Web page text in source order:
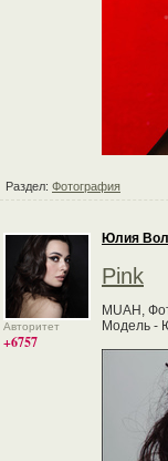
Раздел: Фотография
Авторитет
+6757
Юлия
Pink
MUAH,
Модель -